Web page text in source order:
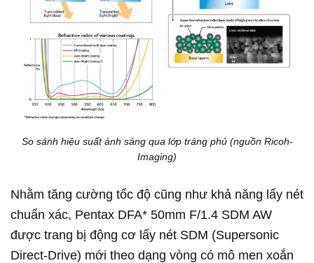
So sánh hiệu suất ánh sáng qua lớp tráng phủ (nguồn Ricoh-
Imaging)
Nhằm tăng cường tốc độ cũng như khả năng lấy nét
chuẩn xác, Pentax DFA* 50mm F/1.4 SDM AW
được trang bị động cơ lấy nét SDM (Supersonic
Direct-Drive) mới theo dạng vòng có mô men xoắn